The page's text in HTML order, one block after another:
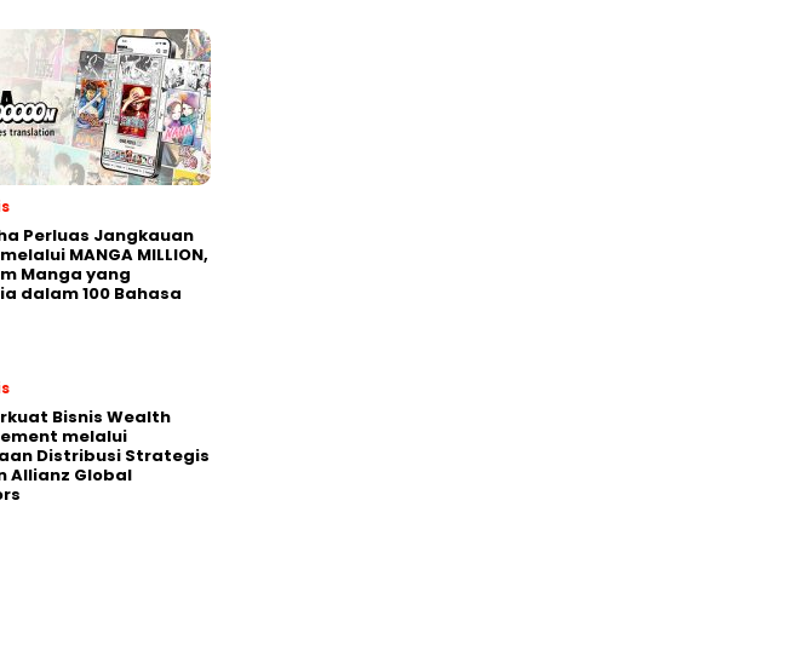
Perluas Jangkauan
MANGA MILLION,
Manga yang
dalam 100 Bahasa
Bisnis Wealth
melalui
Distribusi Strategis
Allianz Global